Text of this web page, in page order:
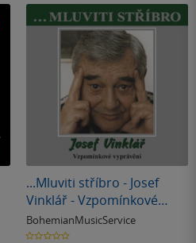
...Mluviti stříbro - Josef
Vinklář - Vzpomínkové
vyprávění
BohemianMusicService
0.0